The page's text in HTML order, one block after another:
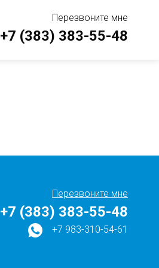
Перезвоните мне
+7 (383) 383-55-48
Перезвоните мне
+7 (383) 383-55-48
+7 983-310-54-61